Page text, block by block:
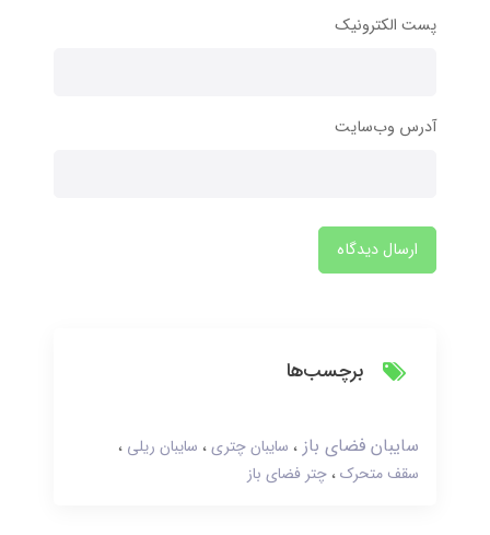
پست الکترونیک
آدرس وب‌سایت
ارسال دیدگاه
برچسب‌ها
سایبان فضای باز سایبان چتری سایبان ریلی
سقف متحرک چتر فضای باز